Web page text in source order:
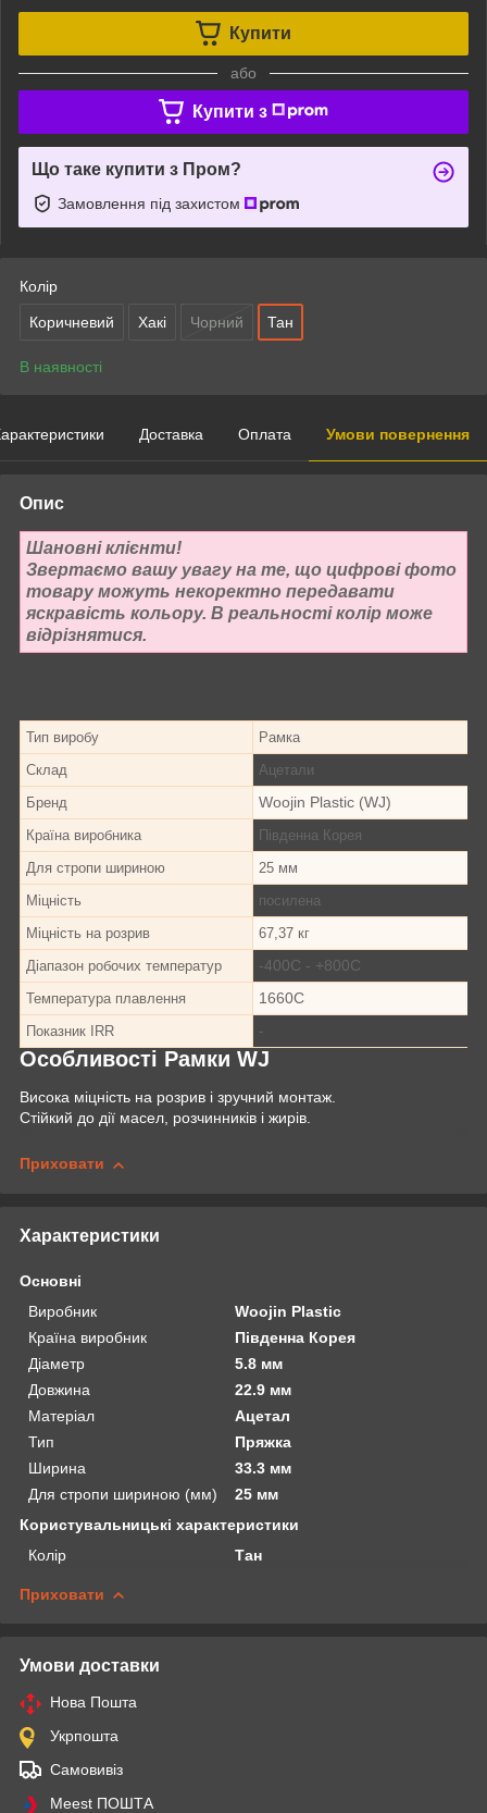
Купити
або
Купити з
Що таке купити з Пром?
Замовлення під захистом
Колір
Коричневий Хакі Чорний Тан
В наявності
Доставка Оплата Умови повернення
Опис
Шановні клієнти!
Звертаємо вашу увагу на те, що цифрові фото
товару можуть некоректно передавати
яскравість кольору. В реальності колір може
відрізнятися.
Тип виробу
Рамка
Склад
Ацетали
Бренд
Woojin Plastic (WJ)
Країна виробника
Південна Корея
Для стропи шириною
25 мм
Міцність
посилена
Міцність на розрив
67,37 кг
Діапазон робочих температур
-400С - +800С
Температура плавлення 1660С
Показник IRR -
Особливості Рамки WJ
Висока міцність на розрив і зручний монтаж.
Стійкий до дії масел, розчинників і жирів.
Приховати
Характеристики
Основні
Виробник
Woojin Plastic
Країна виробник
Південна Корея
Діаметр
5.8 мм
Довжина
22.9 мм
Матеріал
Ацетал
Тип
Пряжка
Ширина
33.3 мм
Для стропи шириною (мм)
25 мм
Користувальницькі характеристики
Колір
Тан
Приховати
Умови доставки
Нова Пошта
Укрпошта
Самовивіз
Meest ПОШТА